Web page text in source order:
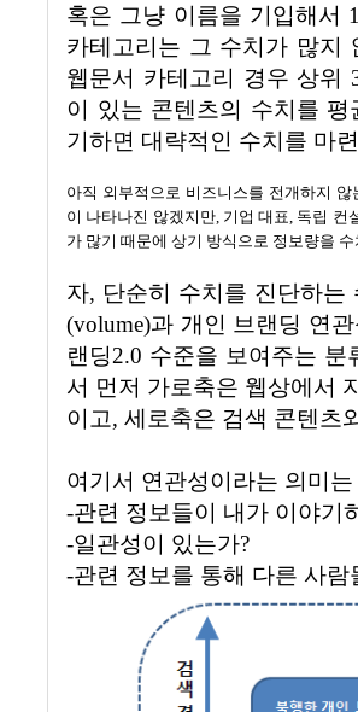
혹은 그냥 이름을 기입해서
카테고리는 그 수치가 많지
웹문서 카테고리 경우 상위
이 있는 콘텐츠의 수치를
기하면 대략적인 수치를 마
아직 외부적으로 비즈니스를 전개하지
이 나타나진 않겠지만, 기업 대표, 독립 컨
가 많기 때문에 상기 방식으로 정보량을
자, 단순히 수치를 진단하
(volume)과 개인 브랜딩 연관
랜딩2.0 수준을 보여주는 분
서 먼저 가로축은 웹상에서
이고, 세로축은 검색 콘텐츠
여기서 연관성이라는 의미
-관련 정보들이 내가 이야기
-일관성이 있는가?
-관련 정보를 통해 다른 사